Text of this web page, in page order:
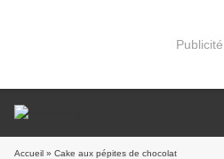
Publicité
Accueil » Cake aux pépites de chocolat